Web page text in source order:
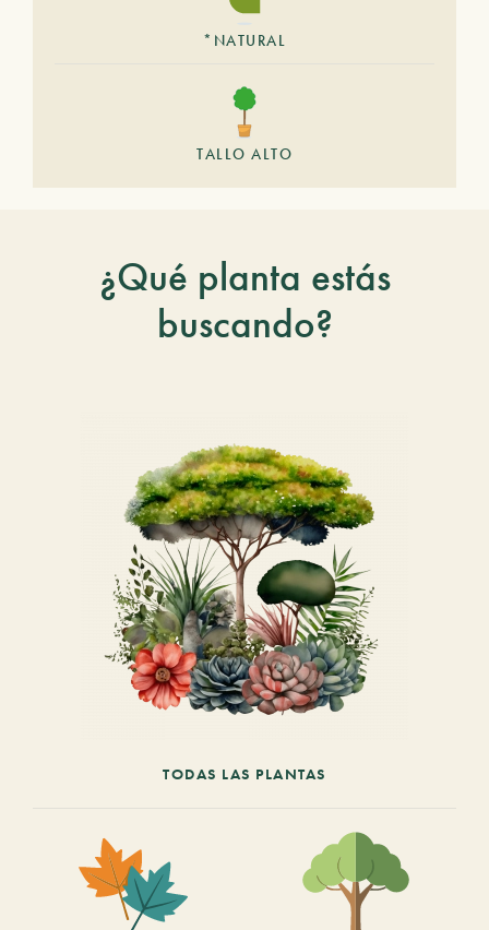
*NATURAL
TALLO ALTO
¿Qué planta estás
buscando?
TODAS LAS PLANTAS